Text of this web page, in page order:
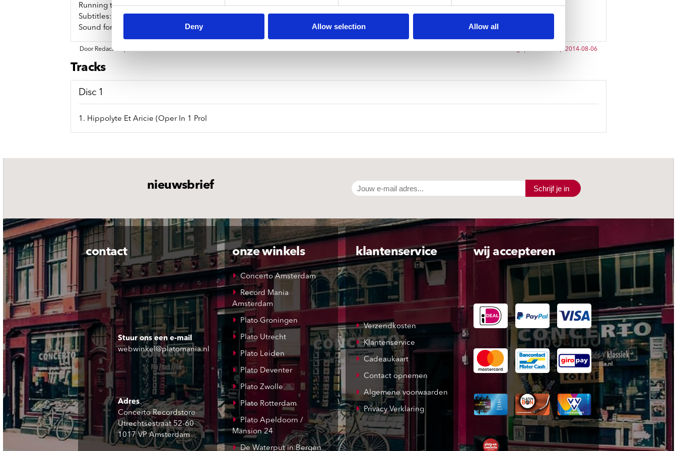
Deny Allow selection Allow all
Running time: 187 minutes
Subtitles: EN/FR/DE/KO
Sound format: 2.0LPCM + 5.1(5.0) DTS
Door Redactie op 2014-07-19 Issue 309 gepubliceerd op 2014-08-06
Tracks
Disc 1
1. Hippolyte Et Aricie (Oper In 1 Prol
nieuwsbrief Schrijf je in
contact
Stuur ons een e-mail
webwinkel@platomania.nl
Adres
Concerto Recordstore
Utrechtsestraat 52-60
1017 VP Amsterdam
onze winkels
Concerto Amsterdam
Record Mania
Amsterdam
Plato Groningen
Plato Utrecht
Plato Leiden
Plato Deventer
Plato Zwolle
Plato Rotterdam
Plato Apeldoorn /
Mansion 24
De Waterput in Bergen
klantenservice
Verzendkosten
Klantenservice
Cadeaukaart
Contact opnemen
Algemene voorwaarden
Privacy Verklaring
wij accepteren